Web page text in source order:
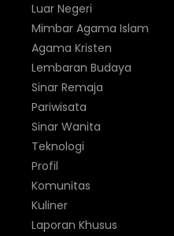
Luar Negeri
Mimbar Agama Islam
Agama Kristen
Lembaran Budaya
Sinar Remaja
Pariwisata
Sinar Wanita
Teknologi
Profil
Komunitas
Kuliner
Laporan Khusus